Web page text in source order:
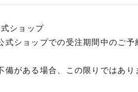
ショップ
式ショップでの受注期間中のご予
がある場合、この限りではあり